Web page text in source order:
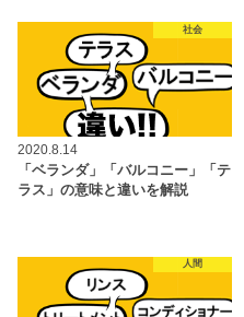
社会
2020.8.14
「ベランダ」「バルコニー」「テ
ラス」の意味と違いを解説
人間